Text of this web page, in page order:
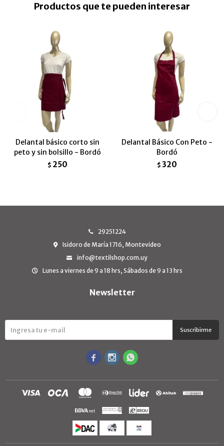
Productos que te pueden interesar
Delantal básico corto sin
peto y sin bolsillo - Bordó
$ 250
Delantal Básico Con Peto -
Bordó
$ 320
29251224
Isidoro de María 1716, Montevideo
info@textilshop.com.uy
Lunes a viernes de 9 a 18 hrs, Sábados de 9 a 13 hrs
Newsletter
Suscribirme
  